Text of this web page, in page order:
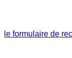
le formulaire de